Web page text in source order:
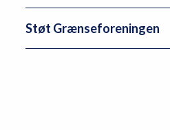
Støt Grænseforeningen